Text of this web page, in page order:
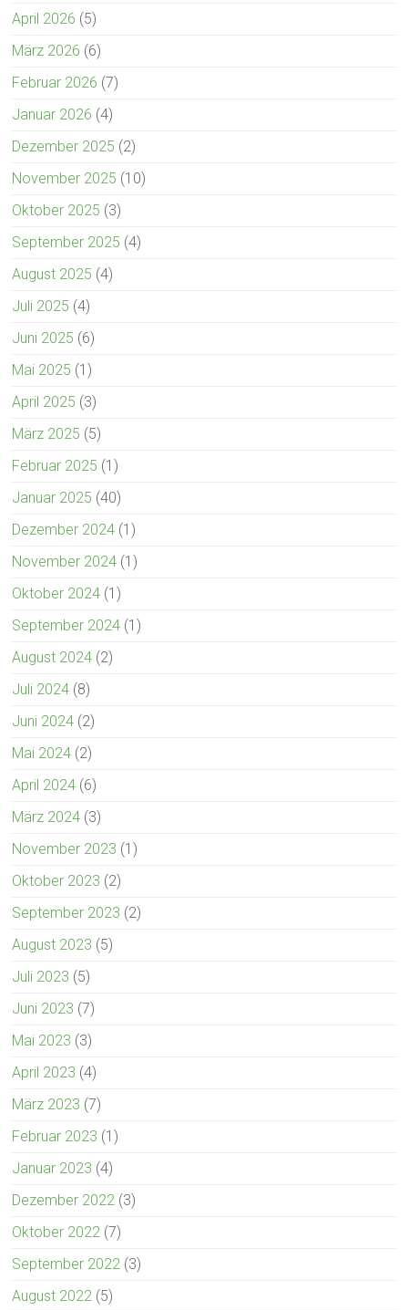
April 2026 (5)
März 2026 (6)
Februar 2026 (7)
Januar 2026 (4)
Dezember 2025 (2)
November 2025 (10)
Oktober 2025 (3)
September 2025 (4)
August 2025 (4)
Juli 2025 (4)
Juni 2025 (6)
Mai 2025 (1)
April 2025 (3)
März 2025 (5)
Februar 2025 (1)
Januar 2025 (40)
Dezember 2024 (1)
November 2024 (1)
Oktober 2024 (1)
September 2024 (1)
August 2024 (2)
Juli 2024 (8)
Juni 2024 (2)
Mai 2024 (2)
April 2024 (6)
März 2024 (3)
November 2023 (1)
Oktober 2023 (2)
September 2023 (2)
August 2023 (5)
Juli 2023 (5)
Juni 2023 (7)
Mai 2023 (3)
April 2023 (4)
März 2023 (7)
Februar 2023 (1)
Januar 2023 (4)
Dezember 2022 (3)
Oktober 2022 (7)
September 2022 (3)
August 2022 (5)